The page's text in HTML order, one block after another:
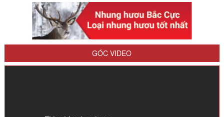
GÓC VIDEO